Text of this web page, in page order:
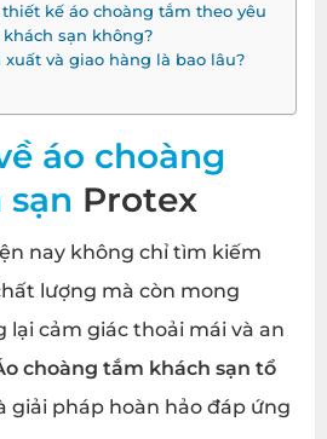
kế áo choàng tắm theo yêu
sạn không?
xuất và giao hàng là bao lâu?
áo choàng
Protex
nay không chỉ tìm kiếm
lượng mà còn mong
cảm giác thoải mái và an
choàng tắm khách sạn tổ
giải pháp hoàn hảo đáp ứng